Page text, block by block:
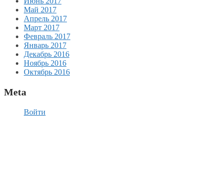
Май 2017
Апрель 2017
Март 2017
Февраль 2017
Январь 2017
Декабрь 2016
Ноябрь 2016
Октябрь 2016
Meta
Войти